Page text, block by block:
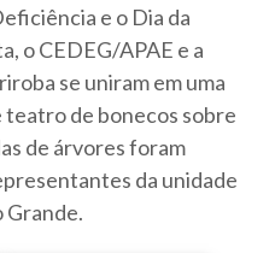
e o Dia da
o CEDEG/APAE e a
se uniram em uma
teatro de bonecos sobre
de árvores foram
da unidade
Grande.